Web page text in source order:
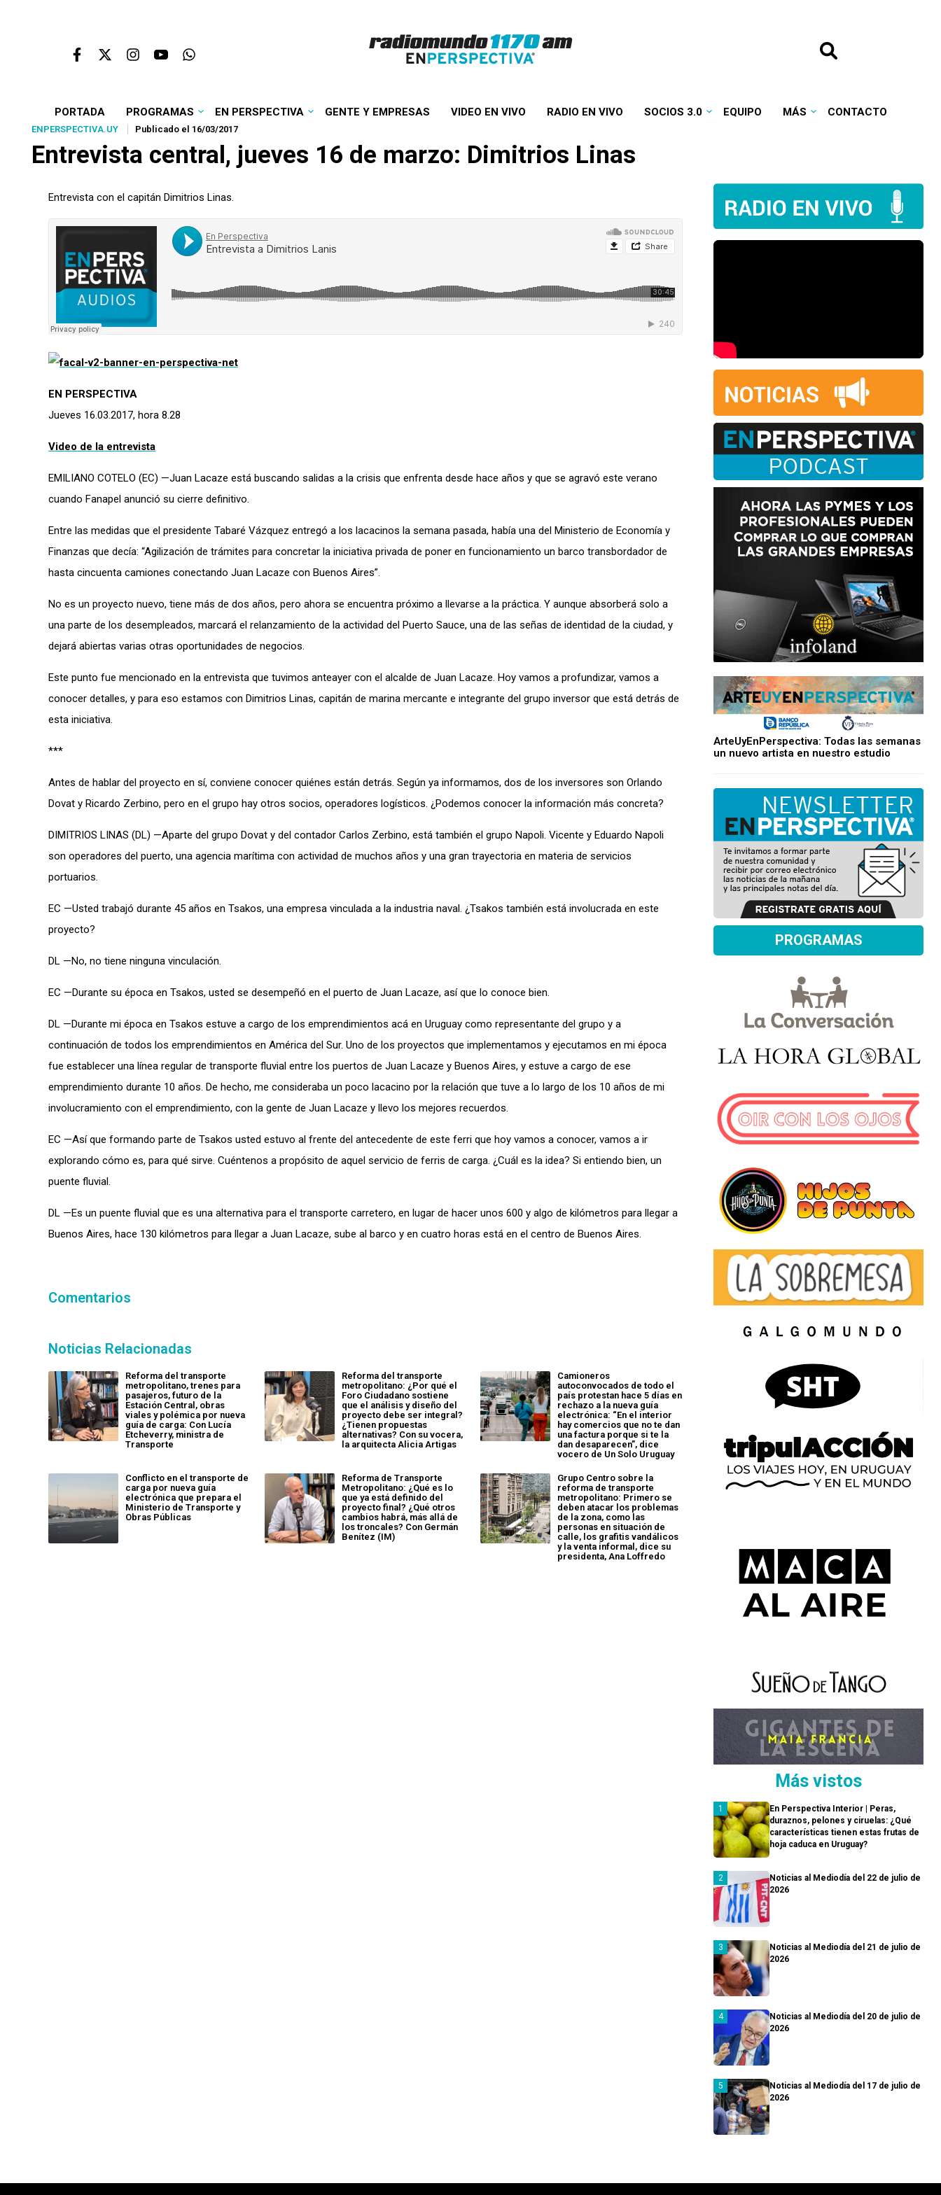
PORTADA PROGRAMAS EN PERSPECTIVA GENTE Y EMPRESAS VIDEO EN VIVO RADIO EN VIVO SOCIOS 3.0 EQUIPO MÁS CONTACTO
ENPERSPECTIVA.UY Publicado el 16/03/2017
Entrevista central, jueves 16 de marzo: Dimitrios Linas
Entrevista con el capitán Dimitrios Linas.
EN PERSPECTIVA
Jueves 16.03.2017, hora 8.28
Video de la entrevista
EMILIANO COTELO (EC) —Juan Lacaze está buscando salidas a la crisis que enfrenta desde hace años y que se agravó este verano
cuando Fanapel anunció su cierre definitivo.
Entre las medidas que el presidente Tabaré Vázquez entregó a los lacacinos la semana pasada, había una del Ministerio de Economía y
Finanzas que decía: “Agilización de trámites para concretar la iniciativa privada de poner en funcionamiento un barco transbordador de
hasta cincuenta camiones conectando Juan Lacaze con Buenos Aires”.
No es un proyecto nuevo, tiene más de dos años, pero ahora se encuentra próximo a llevarse a la práctica. Y aunque absorberá solo a
una parte de los desempleados, marcará el relanzamiento de la actividad del Puerto Sauce, una de las señas de identidad de la ciudad, y
dejará abiertas varias otras oportunidades de negocios.
Este punto fue mencionado en la entrevista que tuvimos anteayer con el alcalde de Juan Lacaze. Hoy vamos a profundizar, vamos a
conocer detalles, y para eso estamos con Dimitrios Linas, capitán de marina mercante e integrante del grupo inversor que está detrás de
esta iniciativa.
***
Antes de hablar del proyecto en sí, conviene conocer quiénes están detrás. Según ya informamos, dos de los inversores son Orlando
Dovat y Ricardo Zerbino, pero en el grupo hay otros socios, operadores logísticos. ¿Podemos conocer la información más concreta?
DIMITRIOS LINAS (DL) —Aparte del grupo Dovat y del contador Carlos Zerbino, está también el grupo Napoli. Vicente y Eduardo Napoli
son operadores del puerto, una agencia marítima con actividad de muchos años y una gran trayectoria en materia de servicios
portuarios.
EC —Usted trabajó durante 45 años en Tsakos, una empresa vinculada a la industria naval. ¿Tsakos también está involucrada en este
proyecto?
DL —No, no tiene ninguna vinculación.
EC —Durante su época en Tsakos, usted se desempeñó en el puerto de Juan Lacaze, así que lo conoce bien.
DL —Durante mi época en Tsakos estuve a cargo de los emprendimientos acá en Uruguay como representante del grupo y a
continuación de todos los emprendimientos en América del Sur. Uno de los proyectos que implementamos y ejecutamos en mi época
fue establecer una línea regular de transporte fluvial entre los puertos de Juan Lacaze y Buenos Aires, y estuve a cargo de ese
emprendimiento durante 10 años. De hecho, me consideraba un poco lacacino por la relación que tuve a lo largo de los 10 años de mi
involucramiento con el emprendimiento, con la gente de Juan Lacaze y llevo los mejores recuerdos.
EC —Así que formando parte de Tsakos usted estuvo al frente del antecedente de este ferri que hoy vamos a conocer, vamos a ir
explorando cómo es, para qué sirve. Cuéntenos a propósito de aquel servicio de ferris de carga. ¿Cuál es la idea? Si entiendo bien, un
puente fluvial.
DL —Es un puente fluvial que es una alternativa para el transporte carretero, en lugar de hacer unos 600 y algo de kilómetros para llegar a
Buenos Aires, hace 130 kilómetros para llegar a Juan Lacaze, sube al barco y en cuatro horas está en el centro de Buenos Aires.
Comentarios
Noticias Relacionadas
Reforma del transporte
metropolitano, trenes para
pasajeros, futuro de la
Estación Central, obras
viales y polémica por nueva
guía de carga: Con Lucía
Etcheverry, ministra de
Transporte
Reforma del transporte
metropolitano: ¿Por qué el
Foro Ciudadano sostiene
que el análisis y diseño del
proyecto debe ser integral?
¿Tienen propuestas
alternativas? Con su vocera,
la arquitecta Alicia Artigas
Camioneros
autoconvocados de todo el
país protestan hace 5 días en
rechazo a la nueva guía
electrónica: “En el interior
hay comercios que no te dan
una factura porque si te la
dan desaparecen”, dice
vocero de Un Solo Uruguay
Conflicto en el transporte de
carga por nueva guía
electrónica que prepara el
Ministerio de Transporte y
Obras Públicas
Reforma de Transporte
Metropolitano: ¿Qué es lo
que ya está definido del
proyecto final? ¿Qué otros
cambios habrá, más allá de
los troncales? Con Germán
Benítez (IM)
Grupo Centro sobre la
reforma de transporte
metropolitano: Primero se
deben atacar los problemas
de la zona, como las
personas en situación de
calle, los grafitis vandálicos
y la venta informal, dice su
presidenta, Ana Loffredo
ArteUyEnPerspectiva: Todas las semanas
un nuevo artista en nuestro estudio
PROGRAMAS
Más vistos
En Perspectiva Interior | Peras,
duraznos, pelones y ciruelas: ¿Qué
características tienen estas frutas de
hoja caduca en Uruguay?
Noticias al Mediodía del 22 de julio de
2026
Noticias al Mediodía del 21 de julio de
2026
Noticias al Mediodía del 20 de julio de
2026
Noticias al Mediodía del 17 de julio de
2026